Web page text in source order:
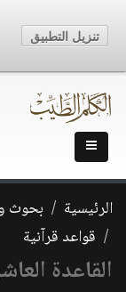
الرئيسية بحوث
قواعد قرآنية
القاعدة
تنزيل التطبيق